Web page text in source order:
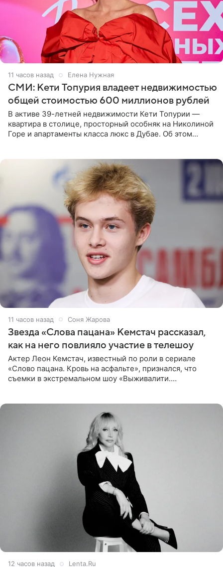
11 часов назад Елена Нужная
СМИ: Кети Топурия владеет недвижимостью
общей стоимостью 600 миллионов рублей
В активе 39-летней недвижимости Кети Топурии —
квартира в столице, просторный особняк на Николиной
Горе и апартаменты класса люкс в Дубае. Об этом
11 часов назад Соня Жарова
Звезда «Слова пацана» Кемстач рассказал,
как на него повлияло участие в телешоу
Актер Леон Кемстач, известный по роли в сериале
«Слово пацана. Кровь на асфальте», признался, что
съемки в экстремальном шоу «Выживалити.
12 часов назад Lenta.Ru